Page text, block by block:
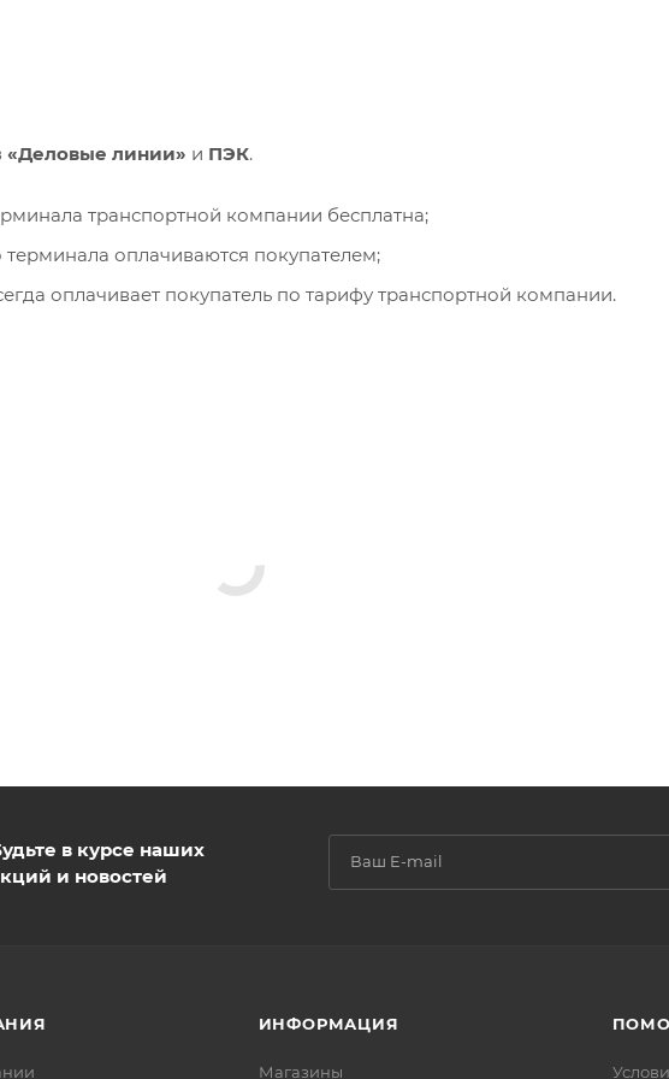
«Деловые линии» и ПЭК.
транспортной компании бесплатна;
оплачиваются покупателем;
оплачивает покупатель по тарифу транспортной компании.
в курсе наших
и новостей
ИНФОРМАЦИЯ
Магазины